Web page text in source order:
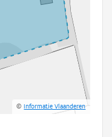
©Informatie Vlaanderen